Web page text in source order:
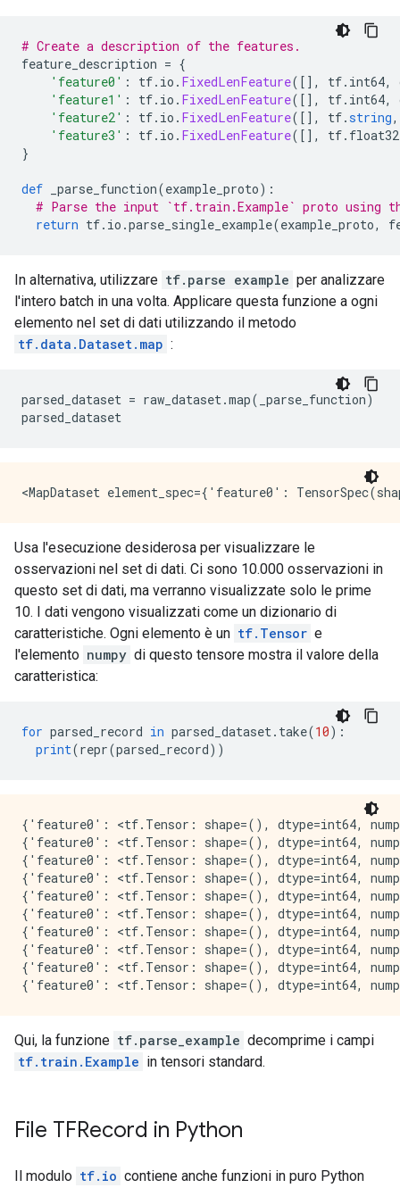
# Create a description of the features.
feature_description = {
'feature0' : tf. io . FixedLenFeature([], tf. int64,
'feature1' : tf. io . FixedLenFeature([], tf. int64,
'feature2' : tf. io . FixedLenFeature([], tf.string,
'feature3' : tf. io . FixedLenFeature([], tf. float32
}
def _parse_function(example_proto):
# Parse the input `tf.train.Example` proto using
return tf. io .parse_single_example(example_proto,
In alternativa, utilizzare tf.parse example per analizzare
l'intero batch in una volta. Applicare questa funzione a ogni
elemento nel set di dati utilizzando il metodo
tf.data.Dataset.map :
parsed_dataset = raw_dataset.map( _parse_function)
parsed_dataset
Usa l'esecuzione desiderosa per visualizzare le
osservazioni nel set di dati. Ci sono 10.000 osservazioni in
questo set di dati, ma verranno visualizzate solo le prime
10. I dati vengono visualizzati come un dizionario di
caratteristiche. Ogni elemento è un tf.Tensor e
l'elemento numpy di questo tensore mostra il valore della
caratteristica:
for parsed_record in parsed_dataset. take(10):
print(repr(parsed_record))
{'feature0': <tf.Tensor: shape=(), dtype=int64,
{'feature0': <tf.Tensor: shape=(), dtype=int64,
{'feature0': <tf.Tensor: shape=(), dtype=int64,
{'feature0': <tf.Tensor: shape=(), dtype=int64,
{'feature0': <tf.Tensor: shape=(), dtype=int64,
{'feature0': <tf.Tensor: shape=(), dtype=int64,
{'feature0': <tf.Tensor: shape=(), dtype=int64,
{'feature0': <tf.Tensor: shape=(), dtype=int64,
{'feature0': <tf.Tensor: shape=(), dtype=int64,
Qui, la funzione tf.parse_example decomprime i campi
tf.train.Example in tensori standard.
File TFRecord in Python
Il modulo tf.io contiene anche funzioni in puro Python